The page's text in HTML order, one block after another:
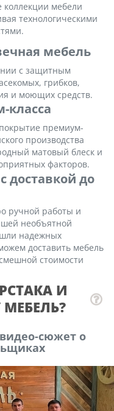
мебели
технологическими
мебель
с защитным
грибков,
и моющих средств.
класса
премиум-
производства
матовый блеск и
факторов.
доставкой до
ручной работы и
необъятной
надежных
доставить мебель
стоимости
И
сюжет о